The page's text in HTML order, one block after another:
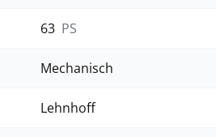
63 PS
Mechanisch
Lehnhoff